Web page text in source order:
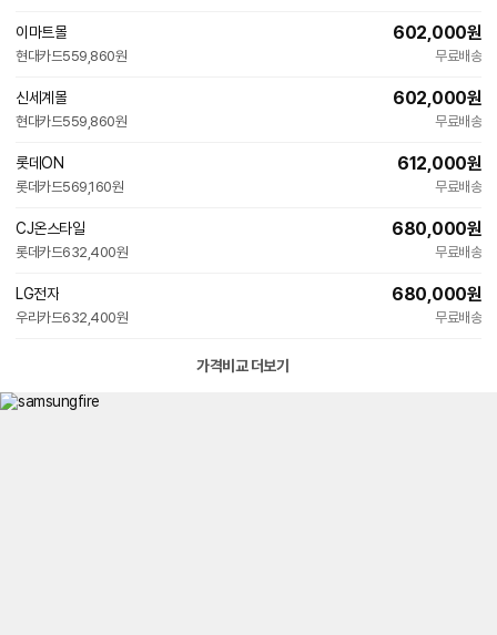
이마트몰
현대카드559,860원
602,000원
무료배송
신세계몰
현대카드559,860원
602,000원
무료배송
롯데ON
롯데카드569,160원
612,000원
무료배송
CJ온스타일
롯데카드632,400원
680,000원
무료배송
LG전자
우리카드632,400원
680,000원
무료배송
가격비교 더보기